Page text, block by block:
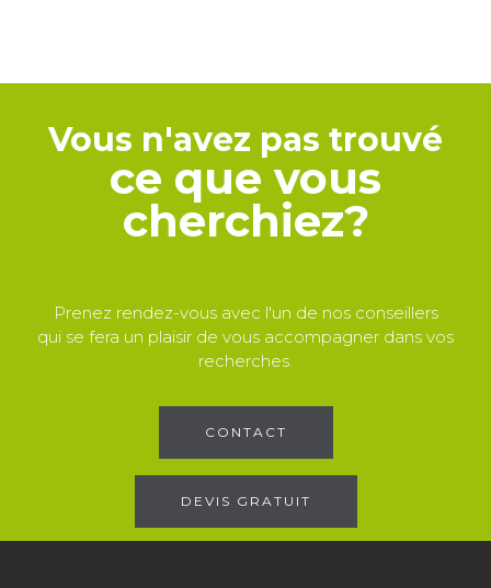
Vous n'avez pas trouvé
ce que vous
cherchiez?
Prenez rendez-vous avec l'un de nos conseillers
qui se fera un plaisir de vous accompagner dans vos
recherches.
CONTACT
DEVIS GRATUIT